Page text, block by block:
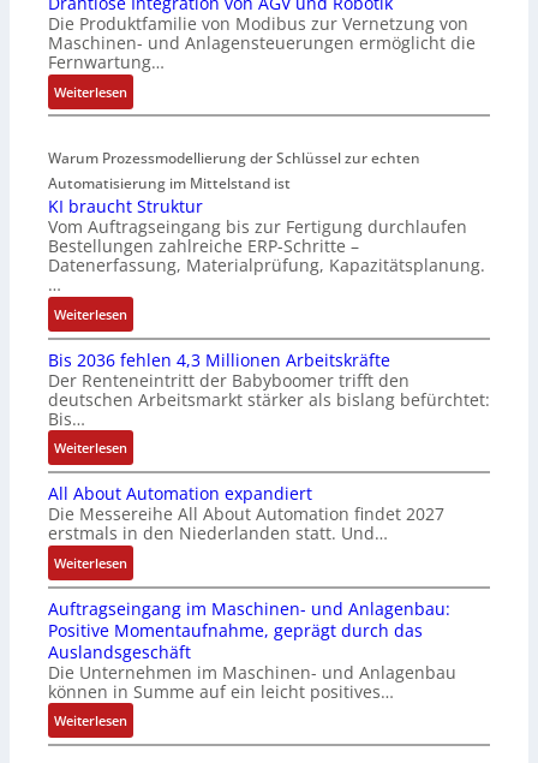
n
t
e
g
r
t
i
o
n
i
F
a
n
u
c
C
-
S
y
t
e
m
e
-
Z
e
r
t
f
i
z
i
e
u
n
b
e
ä
t
i
g
R
e
i
e
g
a
r
k
t
s
t
r
t
f
ü
r
m
u
l
t
i
v
r
i
b
l
e
S
e
u
e
r
u
n
Die Produktfamilie von Modibus zur Vernetzung von
Maschinen- und Anlagensteuerungen ermöglicht die
Fernwartung…
Weiterlesen:
D
a
h
t
l
o
s
e
I
n
t
e
g
r
a
t
i
o
n
v
o
n
A
G
V
u
n
d
Warum Prozessmodellierung der Schlüssel zur echten
Automatisierung im Mittelstand ist
KI braucht Struktur
Vom Auftragseingang bis zur Fertigung durchlaufen
Bestellungen zahlreiche ERP-Schritte –
Datenerfassung, Materialprüfung, Kapazitätsplanung.
…
Weiterlesen:
K
I
b
r
a
u
c
h
t
S
t
r
u
k
t
u
r
Bis 2036 fehlen 4,3 Millionen Arbeitskräfte
Der Renteneintritt der Babyboomer trifft den
deutschen Arbeitsmarkt stärker als bislang befürchtet:
Bis…
Weiterlesen:
B
i
s
2
0
3
6
f
e
h
l
e
n
All About Automation expandiert
Die Messereihe All About Automation findet 2027
erstmals in den Niederlanden statt. Und…
Weiterlesen:
A
l
l
A
b
o
u
t
Auftragseingang im Maschinen- und Anlagenbau:
Positive Momentaufnahme, geprägt durch das
Auslandsgeschäft
Die Unternehmen im Maschinen- und Anlagenbau
können in Summe auf ein leicht positives…
Weiterlesen:
A